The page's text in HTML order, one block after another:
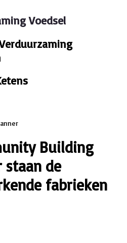
Voedsel
Building
staan de
fabrieken